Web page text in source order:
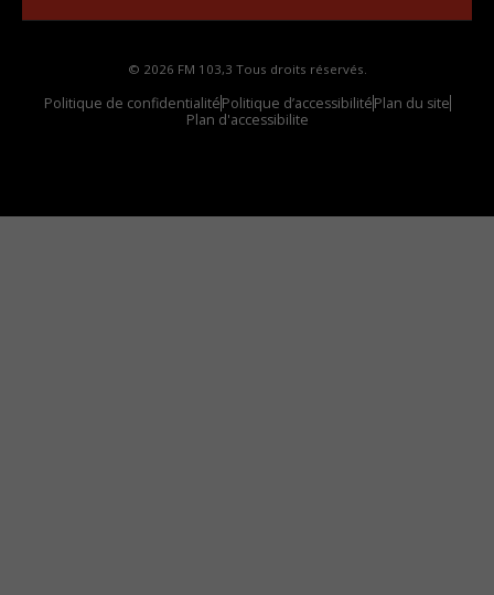
© 2026 FM 103,3 Tous droits réservés.
Politique de confidentialitéPolitique d’accessibilitéPlan du site
Plan d'accessibilite